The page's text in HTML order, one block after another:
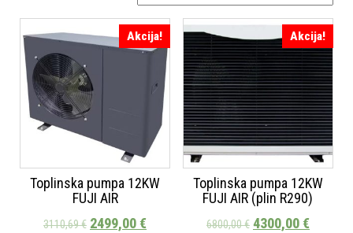
Akcija!
Toplinska pumpa 12KW
FUJI AIR
3110,69€ 2499,00€
Akcija!
Toplinska pumpa 12KW
FUJI AIR (plin R290)
6800,00€ 4300,00€